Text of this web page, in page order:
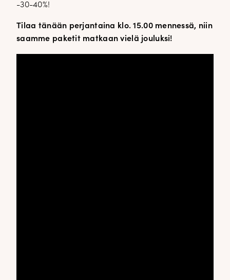
-30-40%!
Tilaa tänään perjantaina klo. 15.00 mennessä, niin
saamme paketit matkaan vielä jouluksi!